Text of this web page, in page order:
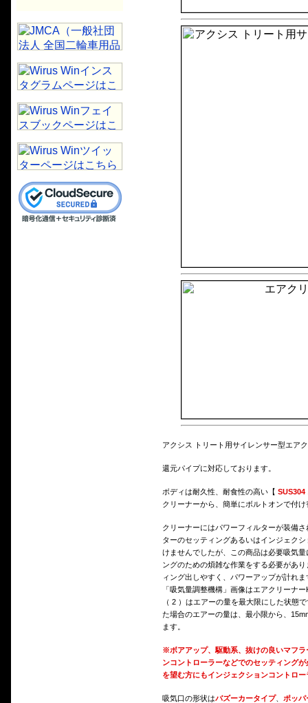
アクシス トリート用サイレンサー型エア
還元パイプに対応しております。
ボディは耐久性、耐食性の高い【 SUS304
クリーナーから、簡単にボルトオンで付
クリーナーにはパワーフィルターが装備
ターのセッティングあるいはインジェク
けませんでしたが、この商品は必要吸気
ングのための煩雑な作業をする必要があ
ィング出しやすく、パワーアップが計れま
「吸気量調整機構」画像はエアクリーナ
（ 2 ）はエアーの量を最大限にした状態
た場合のエアーの量は、最小限から、
ます。
※ボアアップ、駆動系、抜けの良いマフ
ンコントローラーなどでのセッティング
を望む方にもインジェクションコントロ
吸気口の形状はバズーカータイプ、 ポッパ